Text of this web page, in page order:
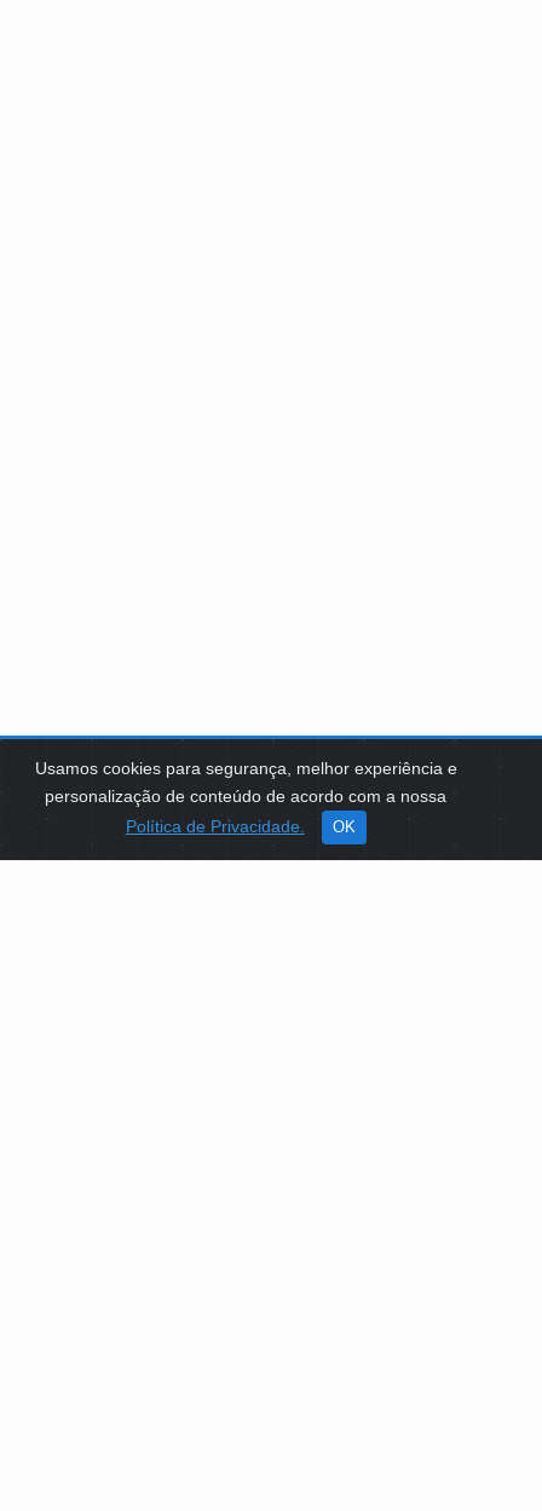
Usamos cookies para segurança, melhor experiência e
personalização de conteúdo de acordo com a nossa
Política de Privacidade.
OK